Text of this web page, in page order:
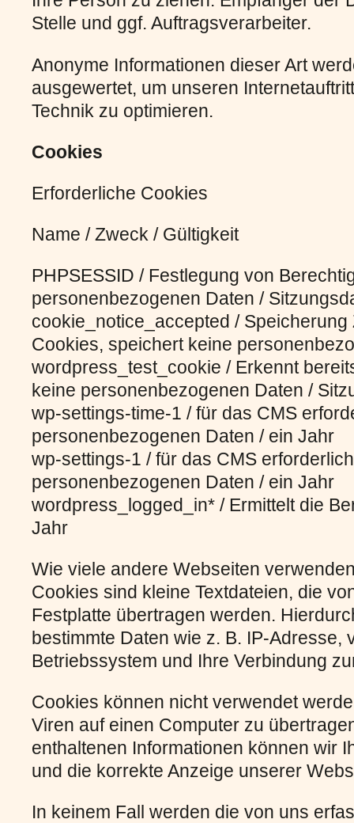
Stelle und ggf. Auftragsverarbeiter.
Anonyme Informationen dieser Art
ausgewertet, um unseren
Technik zu optimieren.
Cookies
Erforderliche Cookies
Name / Zweck / Gültigkeit
PHPSESSID / Festlegung von
personenbezogenen Daten /
cookie_notice_accepted /
Cookies, speichert keine
wordpress_test_cookie / Erkennt
keine personenbezogenen Daten /
wp-settings-time-1 / für das CMS
personenbezogenen Daten / ein Jahr
wp-settings-1 / für das CMS
personenbezogenen Daten / ein Jahr
wordpress_logged_in* / Ermittelt die
Jahr
Wie viele andere Webseiten
Cookies sind kleine Textdateien, die
Festplatte übertragen werden.
bestimmte Daten wie z. B. IP-Adresse,
Betriebssystem und Ihre Verbindung
Cookies können nicht verwendet
Viren auf einen Computer zu
enthaltenen Informationen können wir
und die korrekte Anzeige unserer
In keinem Fall werden die von uns